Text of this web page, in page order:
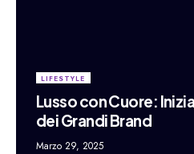
LIFESTYLE
Lusso con Cuore:
dei Grandi Brand
Marzo 29, 2025